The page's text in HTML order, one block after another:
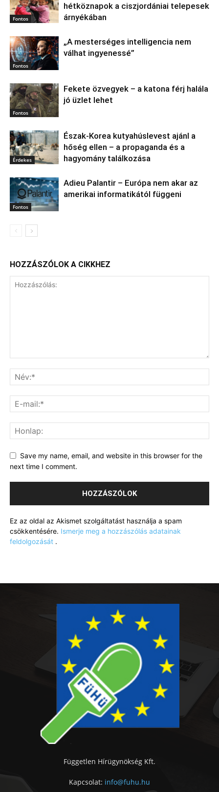
Fontos
hétköznapok a ciszjordániai telepesek
árnyékában
Fontos
„A mesterséges intelligencia nem
válhat ingyenessé”
Fontos
Fekete özvegyek – a katona férj halála
jó üzlet lehet
Érdekes
Észak‑Korea kutyahúslevest ajánl a
hőség ellen – a propaganda és a
hagyomány találkozása
Fontos
Adieu Palantir – Európa nem akar az
amerikai informatikától függeni
HOZZÁSZÓLOK A CIKKHEZ
Save my name, email, and website in this browser for the
next time I comment.
Ez az oldal az Akismet szolgáltatást használja a spam
csökkentésére. Ismerje meg a hozzászólás adatainak
feldolgozását .
Független Hírügynökség Kft.
Kapcsolat: info@fuhu.hu